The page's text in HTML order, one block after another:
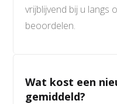
vrijblijvend bij u langs
beoordelen.
Wat kost een
gemiddeld?